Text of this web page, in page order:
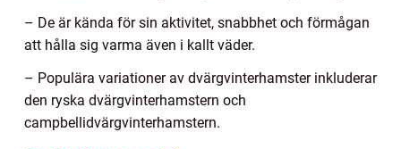
– De är kända för sin aktivitet, snabbhet och förmågan
att hålla sig varma även i kallt väder.
– Populära variationer av dvärgvinterhamster inkluderar
den ryska dvärgvinterhamstern och
campbellidvärgvinterhamstern.